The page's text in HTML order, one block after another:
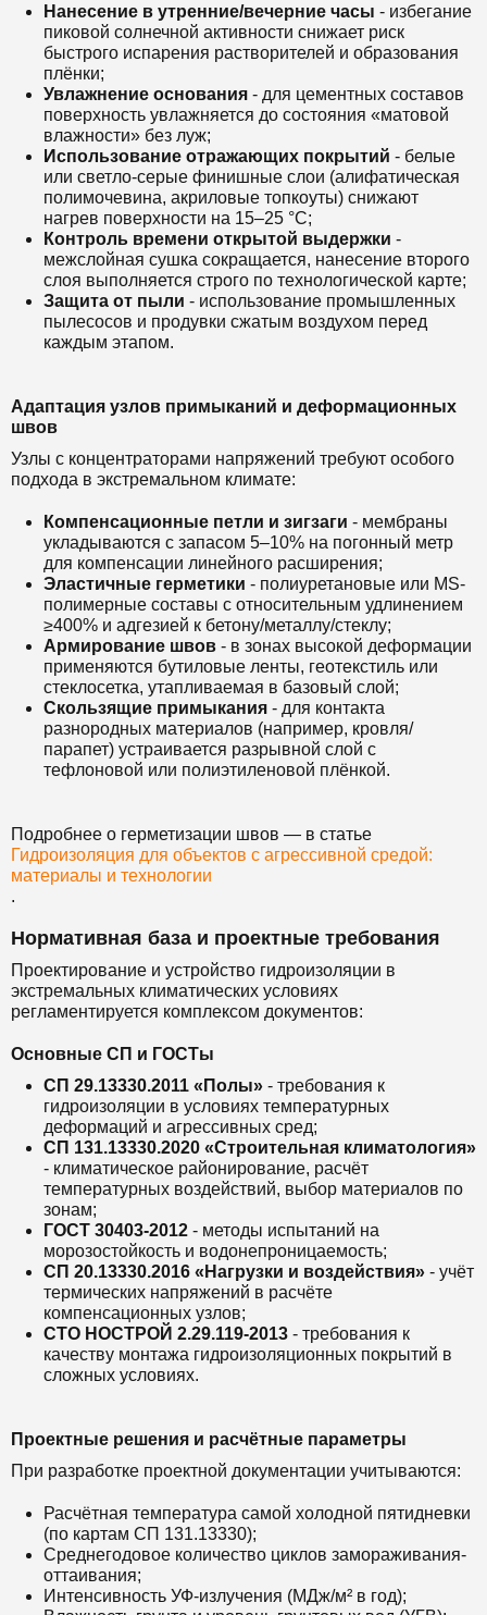
Нанесение в утренние/вечерние часы - избегание
пиковой солнечной активности снижает риск
быстрого испарения растворителей и образования
плёнки;
Увлажнение основания - для цементных составов
поверхность увлажняется до состояния «матовой
влажности» без луж;
Использование отражающих покрытий - белые
или светло-серые финишные слои (алифатическая
полимочевина, акриловые топкоуты) снижают
нагрев поверхности на 15–25 °C;
Контроль времени открытой выдержки -
межслойная сушка сокращается, нанесение второго
слоя выполняется строго по технологической карте;
Защита от пыли - использование промышленных
пылесосов и продувки сжатым воздухом перед
каждым этапом.
Адаптация узлов примыканий и деформационных
швов
Узлы с концентраторами напряжений требуют особого
подхода в экстремальном климате:
Компенсационные петли и зигзаги - мембраны
укладываются с запасом 5–10% на погонный метр
для компенсации линейного расширения;
Эластичные герметики - полиуретановые или MS-
полимерные составы с относительным удлинением
≥400% и адгезией к бетону/металлу/стеклу;
Армирование швов - в зонах высокой деформации
применяются бутиловые ленты, геотекстиль или
стеклосетка, утапливаемая в базовый слой;
Скользящие примыкания - для контакта
разнородных материалов (например, кровля/
парапет) устраивается разрывной слой с
тефлоновой или полиэтиленовой плёнкой.
Подробнее о герметизации швов — в статье
Гидроизоляция для объектов с агрессивной средой:
материалы и технологии
.
Нормативная база и проектные требования
Проектирование и устройство гидроизоляции в
экстремальных климатических условиях
регламентируется комплексом документов:
Основные СП и ГОСТы
СП 29.13330.2011 «Полы» - требования к
гидроизоляции в условиях температурных
деформаций и агрессивных сред;
СП 131.13330.2020 «Строительная климатология»
- климатическое районирование, расчёт
температурных воздействий, выбор материалов по
зонам;
ГОСТ 30403-2012 - методы испытаний на
морозостойкость и водонепроницаемость;
СП 20.13330.2016 «Нагрузки и воздействия» - учёт
термических напряжений в расчёте
компенсационных узлов;
СТО НОСТРОЙ 2.29.119-2013 - требования к
качеству монтажа гидроизоляционных покрытий в
сложных условиях.
Проектные решения и расчётные параметры
При разработке проектной документации учитываются:
Расчётная температура самой холодной пятидневки
(по картам СП 131.13330);
Среднегодовое количество циклов замораживания-
оттаивания;
Интенсивность УФ-излучения (МДж/м² в год);